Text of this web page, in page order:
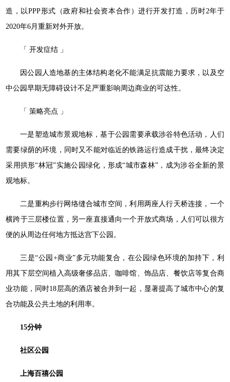
造，以PPP形式（政府和社会资本合作）进行开发打造，历时2年于
2020年6月重新对外开放。
「 开发症结 」
因公园人造地基的主体结构老化不能满足抗震能力要求，以及空
中公园早期无障碍设计不足严重影响周边商业的可达性。
「 策略亮点 」
一是塑造城市景观地标，基于公园需要承载涉谷特色活动，人们
需要绿荫的环境，同时又不能对临近的铁路运行造成干扰，最终决定
采用拱形“林冠”实施公园绿化，形成“城市森林”，成为涉谷全新的景
观地标。
二是重构步行网络缝合城市空间，利用两座人行天桥连接，一个
横跨于三层楼位置，另一座直接通向一个开放式商场，人们可以很方
便的从周边任何地方抵达宫下公园。
三是“公园+商业”多元功能复合，在公园绿色环境的加持下，利
用其下层空间植入高级奢侈品店、咖啡馆、饰品店、餐饮店等复合商
业功能，同时18层高的酒店被合并到一起，显著提高了城市中心的复
合功能及公共土地的利用率。
15分钟
社区公园
上海百禧公园